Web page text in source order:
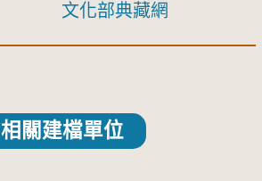
文化部典藏網
相關建檔單位